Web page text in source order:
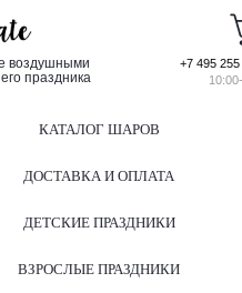
воздушными
праздника
+7 495
КАТАЛОГ ШАРОВ
ДОСТАВКА И ОПЛАТА
ДЕТСКИЕ ПРАЗДНИКИ
ВЗРОСЛЫЕ ПРАЗДНИКИ